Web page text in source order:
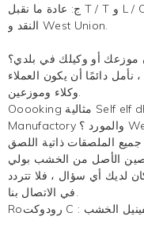
ج: عادة ما نقبل T / T و L / C ، وفي حالة توفر أمر صغير ، يتوفر أيضًا
النقد و West Union.
دائمًا أن يكون العملاء
وكلاء وموزعين.
Ooooking مثالية Self elf dhesive ooooden ticticker ololl
Manufactory والمورد ؟ We لديها مجموعة واسعة بأسعار جيدة
الملصقات ذاتية اللصق
الأصل من الخشب بولي
لديك أي سؤال ، فلا تتردد
في الاتصال بنا.
Roرودوكت C : الخشب